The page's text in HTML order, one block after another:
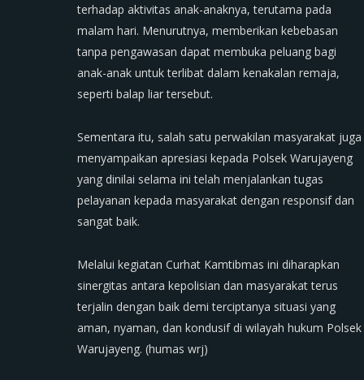
terhadap aktivitas anak-anaknya, terutama pada
malam hari. Menurutnya, memberikan kebebasan
tanpa pengawasan dapat membuka peluang bagi
anak-anak untuk terlibat dalam kenakalan remaja,
seperti balap liar tersebut.
Sementara itu, salah satu perwakilan masyarakat juga
menyampaikan apresiasi kepada Polsek Warujayeng
yang dinilai selama ini telah menjalankan tugas
pelayanan kepada masyarakat dengan responsif dan
sangat baik.
Melalui kegiatan Curhat Kamtibmas ini diharapkan
sinergitas antara kepolisian dan masyarakat terus
terjalin dengan baik demi terciptanya situasi yang
aman, nyaman, dan kondusif di wilayah hukum Polsek
Warujayeng. (humas wrj)